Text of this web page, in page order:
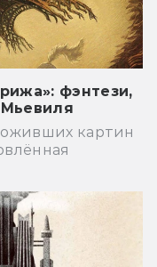
фэнтези,
картин